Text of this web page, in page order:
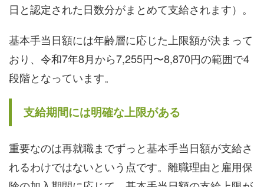
日と認定された日数分がまとめて支給されます）。
基本手当日額には年齢層に応じた上限額が決まって
おり、令和7年8月から7,255円〜8,870円の範囲で4
段階となっています。
支給期間には明確な上限がある
重要なのは再就職までずっと基本手当日額が支給さ
れるわけではないという点です。離職理由と雇用保